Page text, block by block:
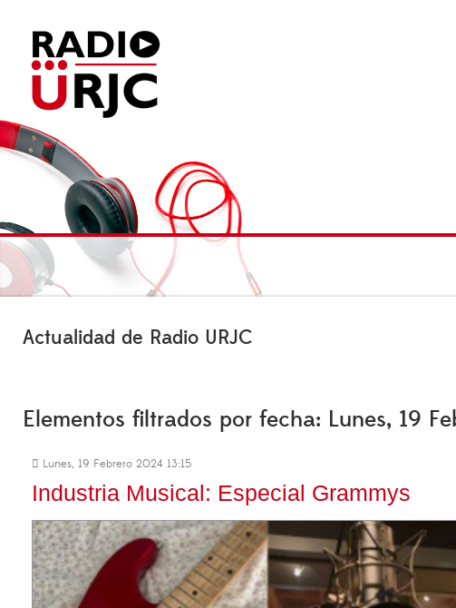
Actualidad de Radio URJC
Elementos filtrados por fecha: Lunes, 19
Lunes, 19 Febrero 2024 13:15
Industria Musical: Especial Grammys